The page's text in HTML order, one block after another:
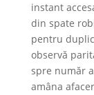
instant
din spate
pentru
observă
spre număr
amâna